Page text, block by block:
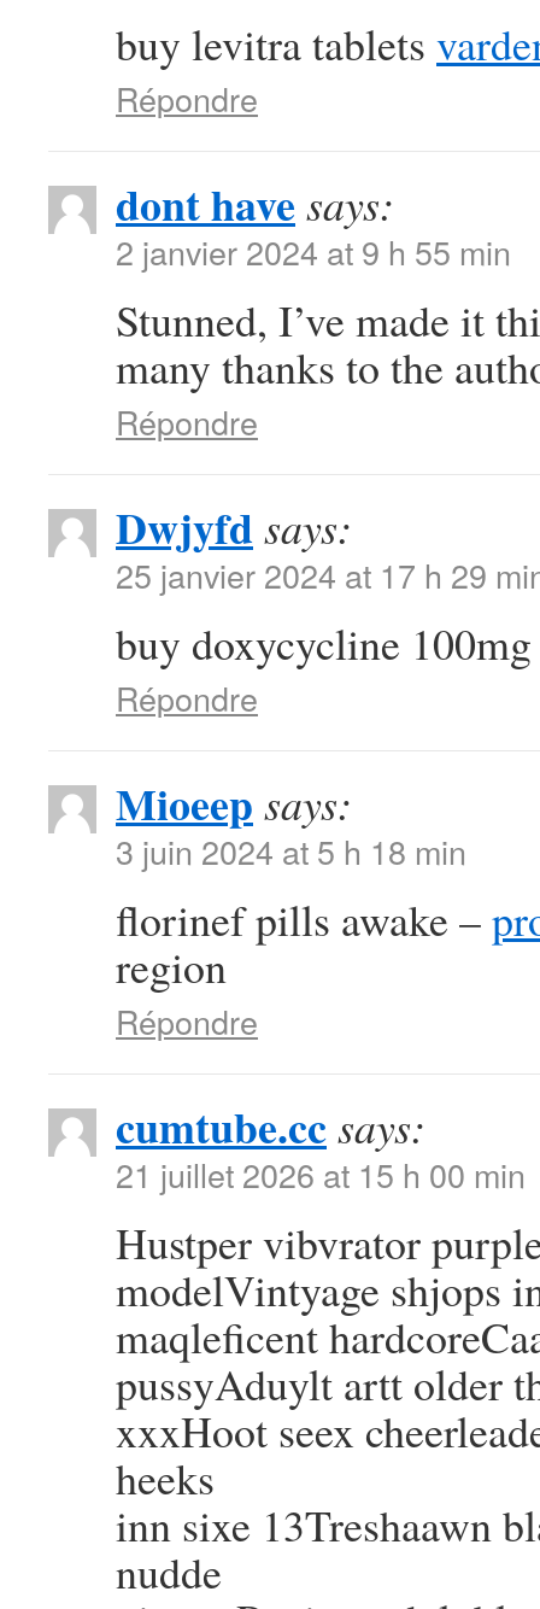
buy levitra tablets
Répondre
dont have says:
2 janvier 2024 at 9 h 55 min
Stunned, I’ve made it
many thanks to the
Répondre
Dwjyfdsays:
25 janvier 2024 at 17 h 29
buy doxycycline
Répondre
Mioeep says:
3 juin 2024 at 5 h 18 min
florinef pills awake –
region
Répondre
cumtube.ccsays:
21 juillet 2026 at 15 h 00 min
Hustper vibvrator
modelVintyage shjops
maqleficent
pussyAduylt artt older
xxxHoot seex
heeks
inn sixe 13Treshaawn
nudde